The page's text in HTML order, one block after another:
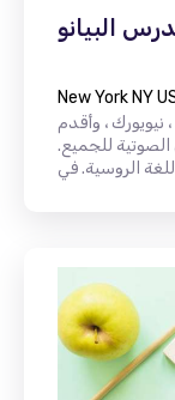
البيانو
New York NY
، وأقدم
للجميع.